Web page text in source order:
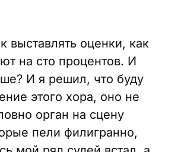
оценки, как
на сто процентов. И
И я решил, что буду
этого хора, оно не
орган на сцену
пели филигранно,